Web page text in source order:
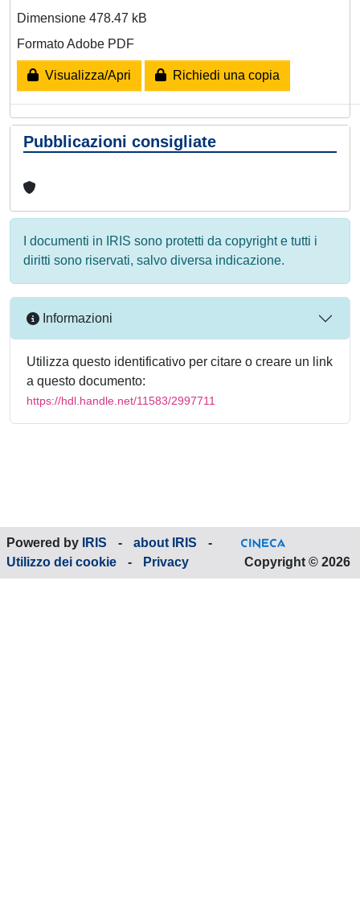
Dimensione 478.47 kB
Formato Adobe PDF
Visualizza/Apri Richiedi una copia
Pubblicazioni consigliate
I documenti in IRIS sono protetti da copyright e tutti i
diritti sono riservati, salvo diversa indicazione.
Informazioni
Utilizza questo identificativo per citare o creare un link
a questo documento:
https://hdl.handle.net/11583/2997711
Powered by IRIS - about IRIS
-
Utilizzo dei cookie
- Privacy Copyright © 2026